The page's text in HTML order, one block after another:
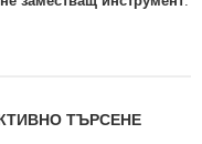
ТЪРСЕНЕ